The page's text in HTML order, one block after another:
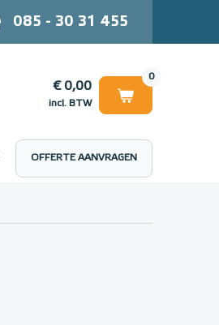
085 - 30 31 455
0
€ 0,00
incl. BTW
€ 0,00
OFFERTE AANVRAGEN